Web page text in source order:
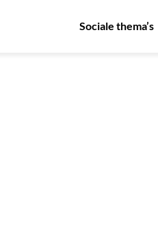
Sociale thema’s